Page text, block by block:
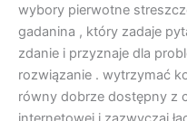
wybory pierwotne
gadanina , który zadaje
zdanie i przyznaje dla
rozwiązanie . wytrzymać
równy dobrze dostępny z